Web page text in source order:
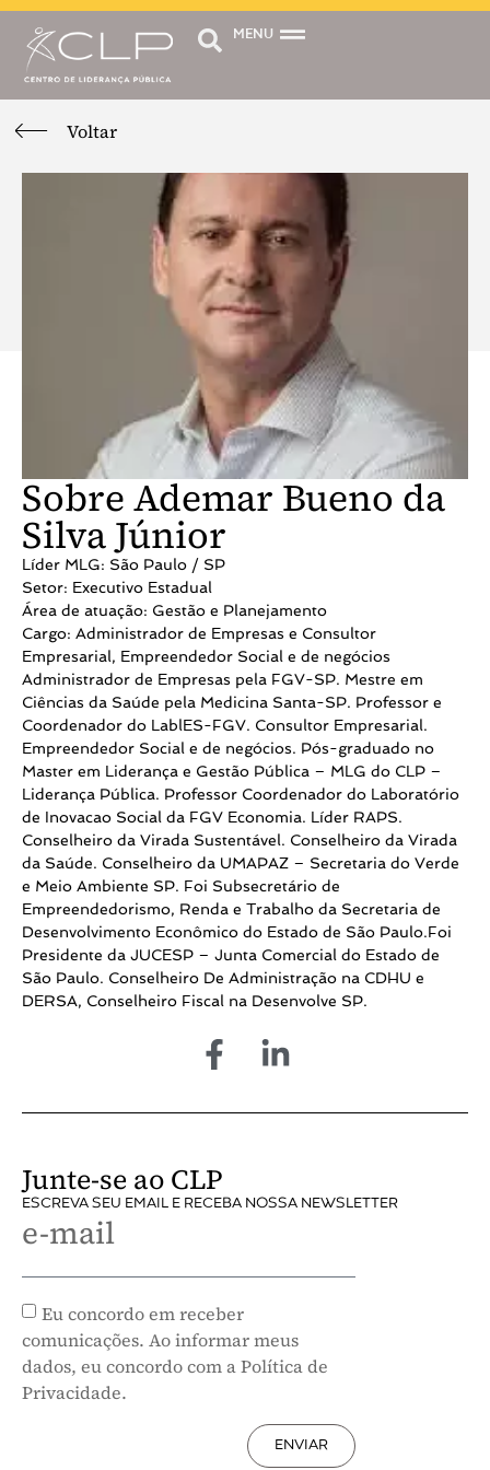
MENU
Voltar
Sobre Ademar Bueno da
Silva Júnior
Líder MLG: São Paulo / SP
Setor: Executivo Estadual
Área de atuação: Gestão e Planejamento
Cargo: Administrador de Empresas e Consultor
Empresarial, Empreendedor Social e de negócios
Administrador de Empresas pela FGV-SP. Mestre em
Ciências da Saúde pela Medicina Santa-SP. Professor e
Coordenador do LablES-FGV. Consultor Empresarial.
Empreendedor Social e de negócios. Pós-graduado no
Master em Liderança e Gestão Pública – MLG do CLP –
Liderança Pública. Professor Coordenador do Laboratório
de Inovacao Social da FGV Economia. Líder RAPS.
Conselheiro da Virada Sustentável. Conselheiro da Virada
da Saúde. Conselheiro da UMAPAZ – Secretaria do Verde
e Meio Ambiente SP. Foi Subsecretário de
Empreendedorismo, Renda e Trabalho da Secretaria de
Desenvolvimento Econômico do Estado de São Paulo.Foi
Presidente da JUCESP – Junta Comercial do Estado de
São Paulo. Conselheiro De Administração na CDHU e
DERSA, Conselheiro Fiscal na Desenvolve SP.
Junte-se ao CLP
ESCREVA SEU EMAIL E RECEBA NOSSA NEWSLETTER
e-mail
Eu concordo em receber
comunicações. Ao informar meus
dados, eu concordo com a Política de
Privacidade.
ENVIAR